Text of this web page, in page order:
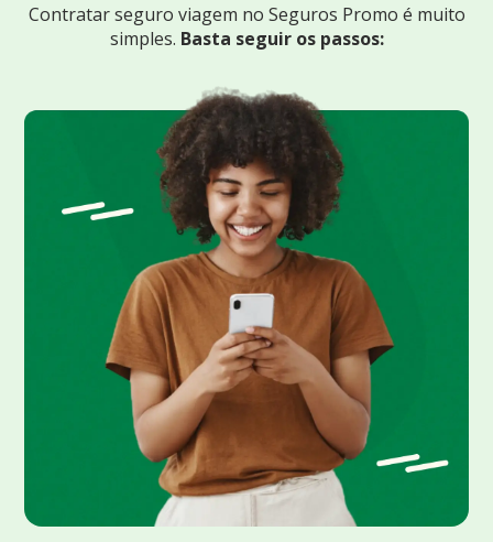
Contratar seguro viagem no Seguros Promo é muito
simples. Basta seguir os passos: